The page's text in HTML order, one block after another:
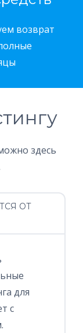
возврат
здесь
ОТ
для
с